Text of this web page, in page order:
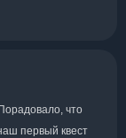
что
первый квест